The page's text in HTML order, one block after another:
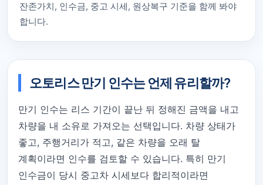
잔존가치, 인수금, 중고 시세, 원상복구 기준을 함께 봐야
합니다.
오토리스 만기 인수는 언제 유리할까?
만기 인수는 리스 기간이 끝난 뒤 정해진 금액을 내고
차량을 내 소유로 가져오는 선택입니다. 차량 상태가
좋고, 주행거리가 적고, 같은 차량을 오래 탈
계획이라면 인수를 검토할 수 있습니다. 특히 만기
인수금이 당시 중고차 시세보다 합리적이라면